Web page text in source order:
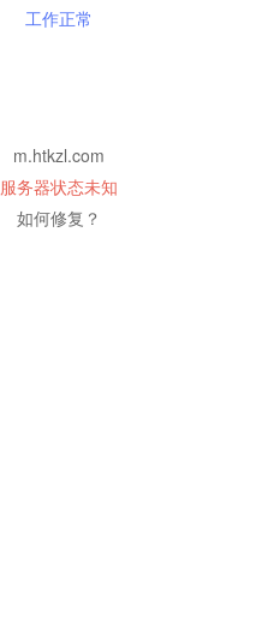
工作正常
m.htkzl.com
服务器状态未知
如何修复？